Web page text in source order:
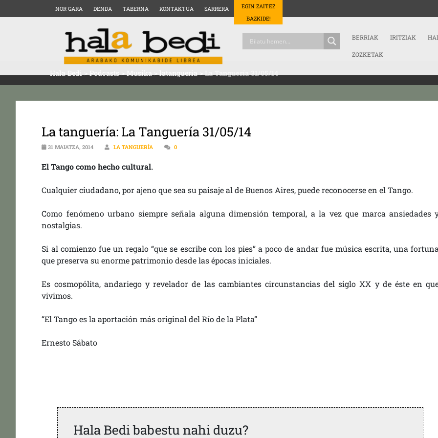
NOR GARA DENDA TABERNA KONTAKTUA SARRERA
EGIN ZAITEZ
BAZKIDE!
BERRIAK IRITZIAK
ZOZKETAK
Hala Bedi>Podcasts>Musika>latangueria>La Tanguería 31/05/14
La tanguería: La Tanguería 31/05/14
31 MAIATZA, 2014 LA TANGUERÍA 0
El Tango como hecho cultural.
Cualquier ciudadano, por ajeno que sea su paisaje al de Buenos Aires, puede reconocerse en el Tango.
Como fenómeno urbano siempre señala alguna dimensión temporal, a la vez que marca ansiedades
nostalgias.
Si al comienzo fue un regalo “que se escribe con los pies” a poco de andar fue música escrita, una
que preserva su enorme patrimonio desde las épocas iniciales.
Es cosmopólita, andariego y revelador de las cambiantes circunstancias del siglo XX y de éste en
vivimos.
“El Tango es la aportación más original del Río de la Plata”
Ernesto Sábato
Hala Bedi babestu nahi duzu?